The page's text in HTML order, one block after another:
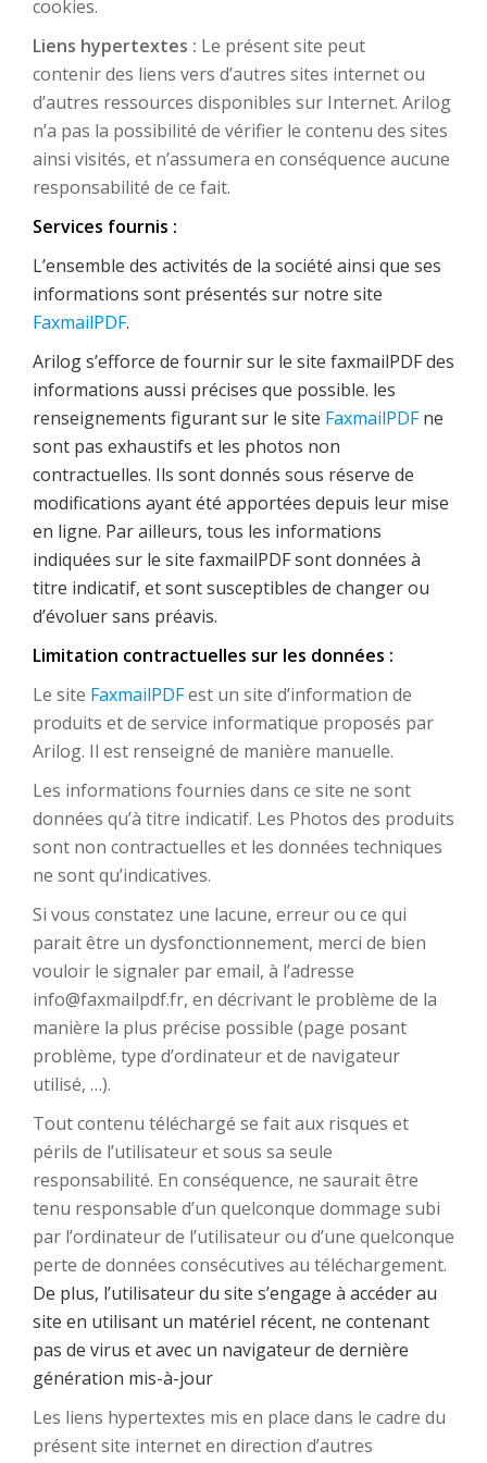
cookies.
Liens hypertextes : Le présent site peut
contenir des liens vers d’autres sites internet ou
d’autres ressources disponibles sur Internet. Arilog
n’a pas la possibilité de vérifier le contenu des sites
ainsi visités, et n’assumera en conséquence aucune
responsabilité de ce fait.
Services fournis :
L’ensemble des activités de la société ainsi que ses
informations sont présentés sur notre site
FaxmailPDF.
Arilog s’efforce de fournir sur le site faxmailPDF des
informations aussi précises que possible. les
renseignements figurant sur le site FaxmailPDFne
sont pas exhaustifs et les photos non
contractuelles. Ils sont donnés sous réserve de
modifications ayant été apportées depuis leur mise
en ligne. Par ailleurs, tous les informations
indiquées sur le site faxmailPDFsont données à
titre indicatif, et sont susceptibles de changer ou
d’évoluer sans préavis.
Limitation contractuelles sur les données :
Le site FaxmailPDFest un site d’information de
produits et de service informatique proposés par
Arilog. Il est renseigné de manière manuelle.
Les informations fournies dans ce site ne sont
données qu’à titre indicatif. Les Photos des produits
sont non contractuelles et les données techniques
ne sont qu’indicatives.
Si vous constatez une lacune, erreur ou ce qui
parait être un dysfonctionnement, merci de bien
vouloir le signaler par email, à l’adresse
info@faxmailpdf.fr, en décrivant le problème de la
manière la plus précise possible (page posant
problème, type d’ordinateur et de navigateur
utilisé, …).
Tout contenu téléchargé se fait aux risques et
périls de l’utilisateur et sous sa seule
responsabilité. En conséquence, ne saurait être
tenu responsable d’un quelconque dommage subi
par l’ordinateur de l’utilisateur ou d’une quelconque
perte de données consécutives au téléchargement.
De plus, l’utilisateur du site s’engage à accéder au
site en utilisant un matériel récent, ne contenant
pas de virus et avec un navigateur de dernière
génération mis-à-jour
Les liens hypertextes mis en place dans le cadre du
présent site internet en direction d’autres